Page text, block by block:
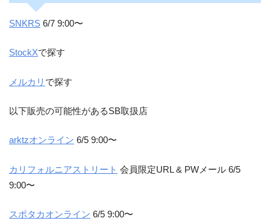
SNKRS 6/7 9:00〜
StockXで探す
メルカリ で探す
以下販売の可能性があるSB取扱店
arktzオンライン 6/5 9:00〜
カリフォルニアストリート 会員限定URL & PWメール 6/5
9:00〜
スポタカオンライン 6/5 9:00〜